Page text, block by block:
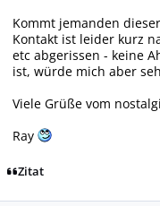
Kommt jemanden
Kontakt ist leider kurz
etc abgerissen - keine
ist, würde mich aber
Viele Grüße vom
Ray
Zitat